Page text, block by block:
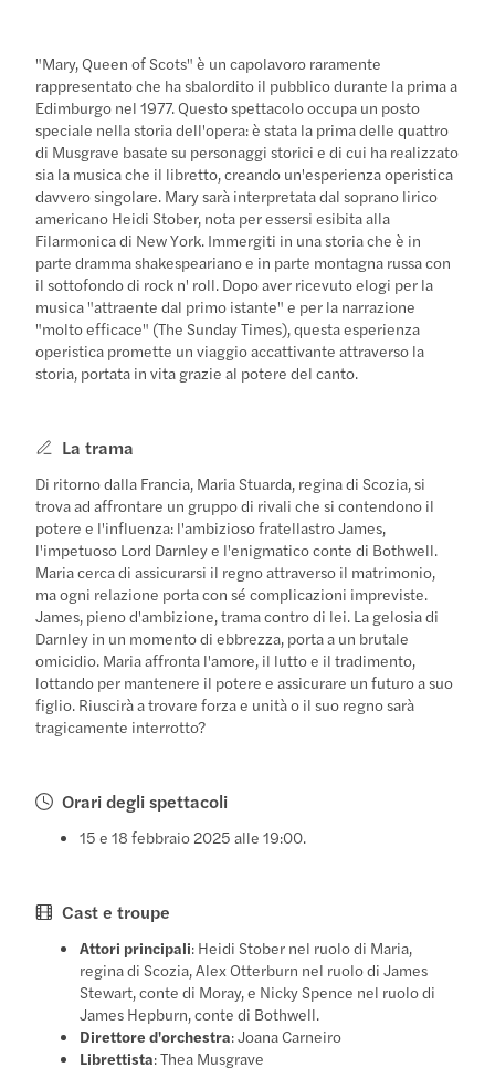
"Mary, Queen of Scots" è un capolavoro raramente
rappresentato che ha sbalordito il pubblico durante la prima a
Edimburgo nel 1977. Questo spettacolo occupa un posto
speciale nella storia dell'opera: è stata la prima delle quattro
di Musgrave basate su personaggi storici e di cui ha realizzato
sia la musica che il libretto, creando un'esperienza operistica
davvero singolare. Mary sarà interpretata dal soprano lirico
americano Heidi Stober, nota per essersi esibita alla
Filarmonica di New York. Immergiti in una storia che è in
parte dramma shakespeariano e in parte montagna russa con
il sottofondo di rock n' roll. Dopo aver ricevuto elogi per la
musica "attraente dal primo istante" e per la narrazione
"molto efficace" (The Sunday Times), questa esperienza
operistica promette un viaggio accattivante attraverso la
storia, portata in vita grazie al potere del canto.
La trama
Di ritorno dalla Francia, Maria Stuarda, regina di Scozia, si
trova ad affrontare un gruppo di rivali che si contendono il
potere e l'influenza: l'ambizioso fratellastro James,
l'impetuoso Lord Darnley e l'enigmatico conte di Bothwell.
Maria cerca di assicurarsi il regno attraverso il matrimonio,
ma ogni relazione porta con sé complicazioni impreviste.
James, pieno d'ambizione, trama contro di lei. La gelosia di
Darnley in un momento di ebbrezza, porta a un brutale
omicidio. Maria affronta l'amore, il lutto e il tradimento,
lottando per mantenere il potere e assicurare un futuro a suo
figlio. Riuscirà a trovare forza e unità o il suo regno sarà
tragicamente interrotto?
Orari degli spettacoli
15 e 18 febbraio 2025 alle 19:00.
Cast e troupe
Attori principali: Heidi Stober nel ruolo di Maria,
regina di Scozia, Alex Otterburn nel ruolo di James
Stewart, conte di Moray, e Nicky Spence nel ruolo di
James Hepburn, conte di Bothwell.
Direttore d'orchestra: Joana Carneiro
Librettista: Thea Musgrave